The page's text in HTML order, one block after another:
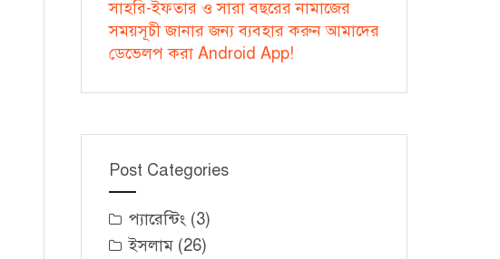
সাহরি-ইফতার ও সারা বছরের নামাজের
সময়সূচী জানার জন্য ব্যবহার করুন আমাদের
ডেভেলপ করা Android App!
Post Categories
প্যারেন্টিং (3)
ইসলাম (26)